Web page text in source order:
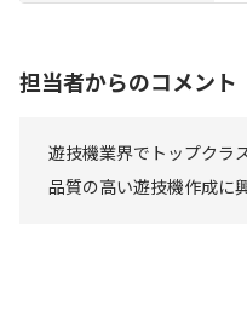
担当者からのコメント
遊技機業界でトップクラ
品質の高い遊技機作成に